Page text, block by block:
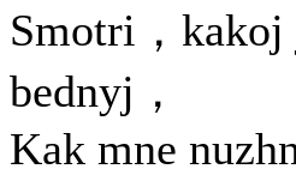
Smotri，kakoj
bednyj，
Kak mne